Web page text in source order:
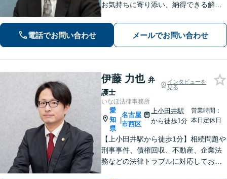
お気持ちに寄り添い、納得できる解決
理・企業法務など幅広く対応】複数弁
護士で協議しながら進める体制で、安
心してご相談いただけます。
電話でお問い合わせ メールでお問い合わせ
伊藤 力也 弁
護士
インタビューを
見る
いなほ法律事務所
愛
知
県
|
名古屋
市西区
上小田井駅
から徒歩1分
営業時間：
本日定休日
【上小田井駅から徒歩1分】相続問題や
刑事事件、債権回収、不動産、企業法
務などの法律トラブルに対応しており